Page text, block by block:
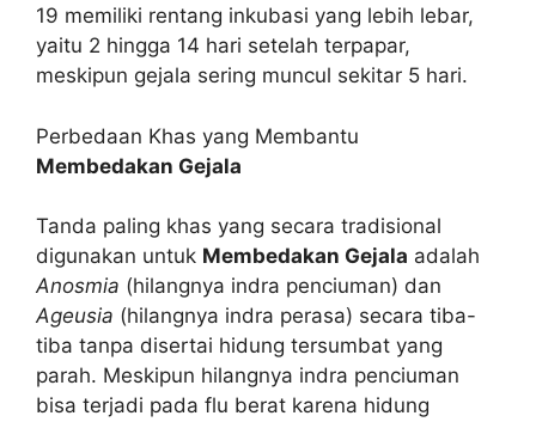
19 memiliki rentang inkubasi yang lebih lebar,
yaitu 2 hingga 14 hari setelah terpapar,
meskipun gejala sering muncul sekitar 5 hari.
Perbedaan Khas yang Membantu
Membedakan Gejala
Tanda paling khas yang secara tradisional
digunakan untuk Membedakan Gejala adalah
Anosmia (hilangnya indra penciuman) dan
Ageusia (hilangnya indra perasa) secara tiba-
tiba tanpa disertai hidung tersumbat yang
parah. Meskipun hilangnya indra penciuman
bisa terjadi pada flu berat karena hidung